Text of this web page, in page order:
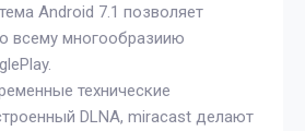
Android 7.1 позволяет
всему многообразиию
технические
DLNA, miracast делают